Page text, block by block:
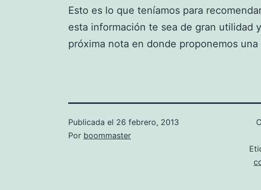
Esto es lo que teníamos para
esta información te sea de gran utilidad
próxima nota en donde proponemos
Publicada el 26 febrero, 2013
Por boommaster